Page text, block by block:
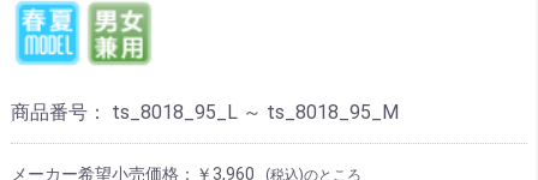
商品番号： ts_8018_95_L ～ ts_8018_95_M
メーカー希望小売価格： ￥3,960 (税込)のところ